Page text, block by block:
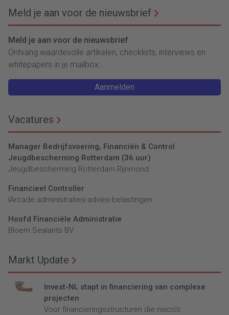
Meld je aan voor de nieuwsbrief
Meld je aan voor de nieuwsbrief
Ontvang waardevolle artikelen, checklists, interviews en
whitepapers in je mailbox.
Aanmelden
Vacatures
Manager Bedrijfsvoering, Financiën & Control
Jeugdbescherming Rotterdam (36 uur)
Jeugdbescherming Rotterdam Rijnmond
Financieel Controller
lArcade administraties-advies-belastingen
Hoofd Financiële Administratie
Bloem Sealants BV
Markt Update
Invest-NL stapt in financiering van complexe
projecten
Voor financieringsstructuren die risico’s